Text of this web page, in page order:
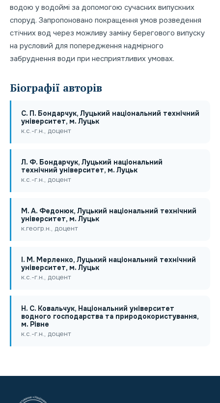
водою у водоймі за допомогою сучасних випускних
споруд. Запропоновано покращення умов розведення
стічних вод через можливу заміну берегового випуску
на русловий для попередження надмірного
забруднення води при несприятливих умовах.
Біографії авторів
С. П. Бондарчук, Луцький національний технічний
університет, м. Луцьк
к.с.-г.н., доцент
Л. Ф. Бондарчук, Луцький національний
технічний університет, м. Луцьк
к.с.-г.н., доцент
М. А. Федонюк, Луцький національний технічний
університет, м. Луцьк
к.геогр.н., доцент
І. М. Мерленко, Луцький національний технічний
університет, м. Луцьк
к.с.-г.н., доцент
Н. С. Ковальчук, Національний університет
водного господарства та природокористування,
м. Рівне
к.с.-г.н., доцент